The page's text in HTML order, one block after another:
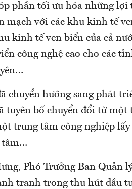
phần tối ưu hóa những
mạch với các khu kinh tế
kinh tế ven biển của cả
công nghệ cao cho các
chuyển hướng sang phát
tuyên bố chuyển đổi từ
trung tâm công nghiệp lấy
tâm…
Phó Trưởng Ban Quản
tranh trong thu hút đầu